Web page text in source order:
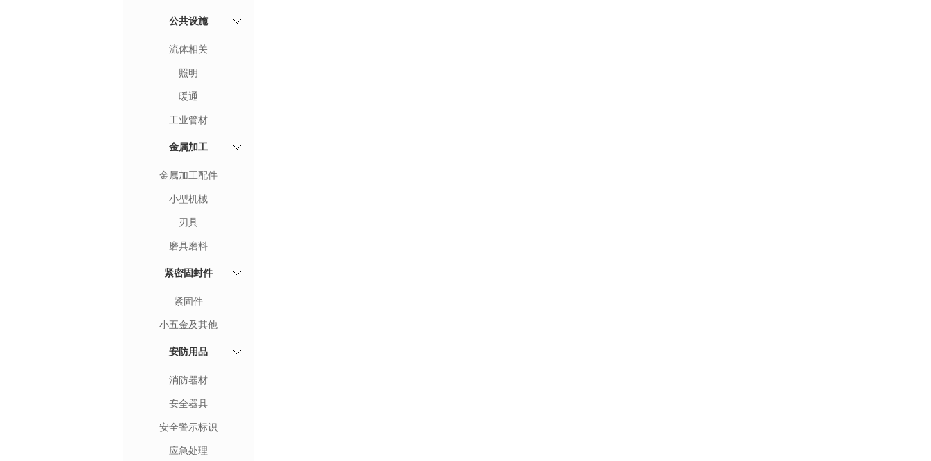
公共设施
流体相关
照明
暖通
工业管材
金属加工
金属加工配件
小型机械
刃具
磨具磨料
紧密固封件
紧固件
小五金及其他
安防用品
消防器材
安全器具
安全警示标识
应急处理